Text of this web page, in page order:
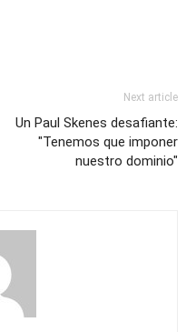
Next article
Un Paul Skenes desafiante:
"Tenemos que imponer
nuestro dominio"